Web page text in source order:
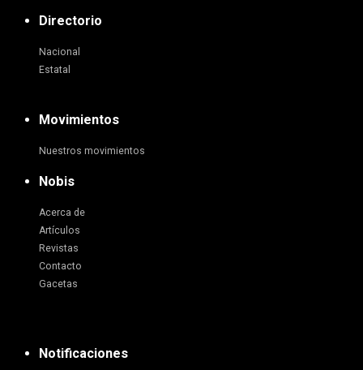
Directorio
Nacional
Estatal
Movimientos
Nuestros movimientos
Nobis
Acerca de
Artículos
Revistas
Contacto
Gacetas
Notificaciones